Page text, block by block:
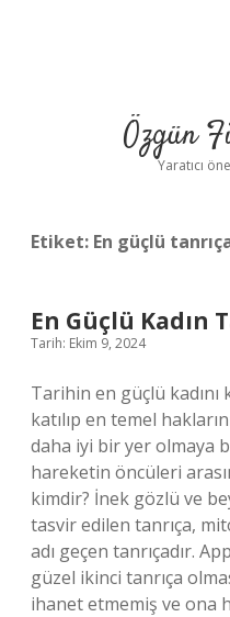
Özgün
Yaratıcı
Etiket: En güçlü
En Güçlü Kadın
Tarih: Ekim 9, 2024
Tarihin en güçlü kadını
katılıp en temel
daha iyi bir yer olmaya
hareketin öncüleri
kimdir? İnek gözlü ve
tasvir edilen tanrıça,
adı geçen tanrıçadır.
güzel ikinci tanrıça
ihanet etmemiş ve ona